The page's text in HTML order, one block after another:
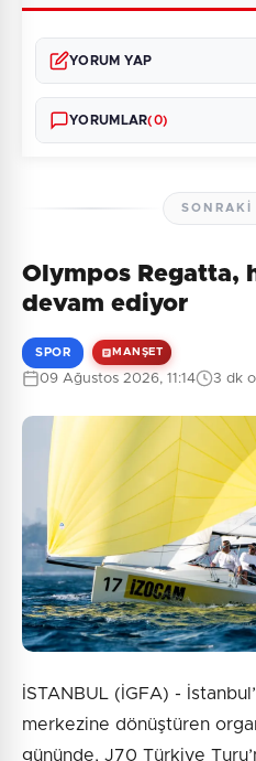
YORUM YAP
Güvenlik
3 + 8
YORUMLAR(0)
Henüz yorum
SONRAKI
Olympos Regatta,
devam ediyor
SPOR MANŞET
09 Ağustos 2026, 11:14 3 dk
İSTANBUL (İGFA) -
merkezine dönüştüren
gününde, J70 Türkiye